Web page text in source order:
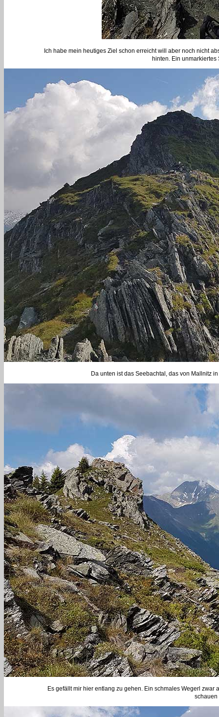
Ich habe mein heutiges Ziel schon erreicht will aber noch nicht
hinten. Ein unmarkiertes
Da unten ist das Seebachtal, das von Mallnitz
Es gefällt mir hier entlang zu gehen. Ein schmales Wegerl
schauen